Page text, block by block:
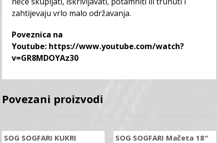
zahtijevaju vrlo malo održavanja.
Poveznica na
Youtube: https://www.youtube.com/watch?
v=GR8MDOYAz30
Povezani proizvodi
SOG SOGFARI KUKRI
SOG SOGFARI Mačeta 18″